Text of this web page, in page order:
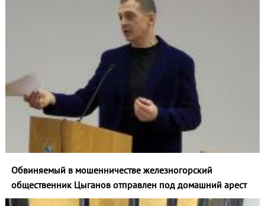
Обвиняемый в мошенничестве железногорский
общественник Цыганов отправлен под домашний арест